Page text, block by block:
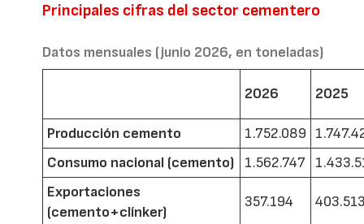
Principales cifras del sector cementero
Datos mensuales (junio 2026, en toneladas)
2026 2025
Producción cemento 1.752.089
Consumo nacional (cemento)
1.562.747
Exportaciones
(cemento+clínker)
357.194